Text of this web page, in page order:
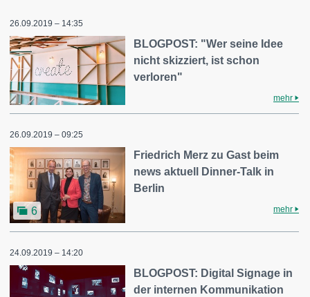
26.09.2019 – 14:35
BLOGPOST: "Wer seine Idee
nicht skizziert, ist schon
verloren"
mehr
26.09.2019 – 09:25
6
Friedrich Merz zu Gast beim
news aktuell Dinner-Talk in
Berlin
mehr
24.09.2019 – 14:20
BLOGPOST: Digital Signage in
der internen Kommunikation